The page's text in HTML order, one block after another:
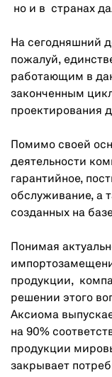
но и в странах
На сегодняшний
пожалуй,
работающим в
законченным
проектирования
Помимо своей
деятельности
гарантийное,
обслуживание, а
созданных на
Понимая
продукции,
решении этого
Аксиома
на 90%
продукции
закрывает